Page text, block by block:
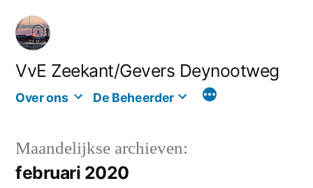
naar
inhoud
VvE Zeekant/Gevers Deynootweg
Over ons De Beheerder
Maandelijkse archieven:
februari 2020